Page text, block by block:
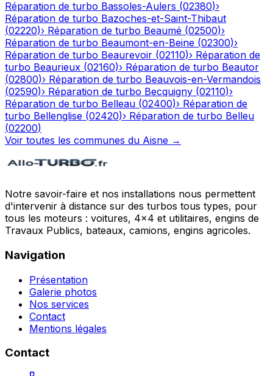
Réparation de turbo Bassoles-Aulers (02380)›
Réparation de turbo Bazoches-et-Saint-Thibaut
(02220)› Réparation de turbo Beaumé (02500)›
Réparation de turbo Beaumont-en-Beine (02300)›
Réparation de turbo Beaurevoir (02110)› Réparation de
turbo Beaurieux (02160)› Réparation de turbo Beautor
(02800)› Réparation de turbo Beauvois-en-Vermandois
(02590)› Réparation de turbo Becquigny (02110)›
Réparation de turbo Belleau (02400)› Réparation de
turbo Bellenglise (02420)› Réparation de turbo Belleu
(02200)
Voir toutes les communes du Aisne →
Notre savoir-faire et nos installations nous permettent
d'intervenir à distance sur des turbos tous types, pour
tous les moteurs : voitures, 4x4 et utilitaires, engins de
Travaux Publics, bateaux, camions, engins agricoles.
Navigation
Présentation
Galerie photos
Nos services
Contact
Mentions légales
Contact